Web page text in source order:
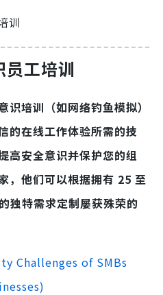
员工培训
培训（如网络钓鱼模拟）
的在线工作体验所需的技
高安全意识并保护您的组
，他们可以根据拥有 25 至
独特需求定制屡获殊荣的
Challenges of SMBs